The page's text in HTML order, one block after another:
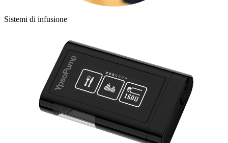
Sistemi di infusione